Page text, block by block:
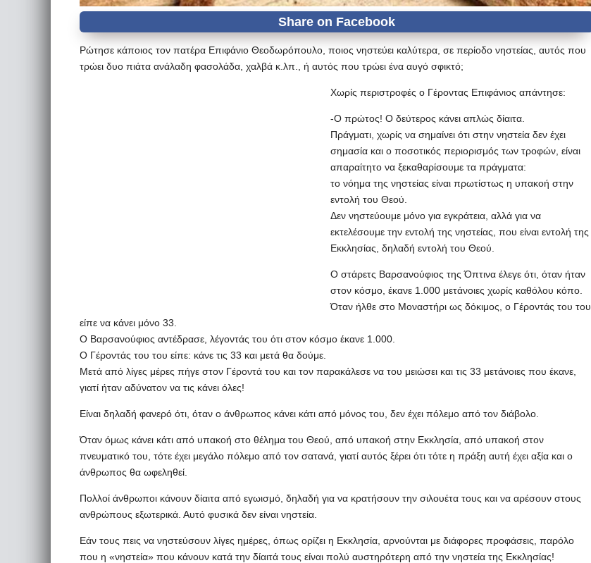
Ρώτησε κάποιος τον πατέρα Επιφάνιο Θεοδωρόπουλο, ποιος νηστεύει καλύτερα, σε περίοδο νηστείας, αυτός που
τρώει δυο πιάτα ανάλαδη φασολάδα, χαλβά κ.λπ., ή αυτός που τρώει ένα αυγό σφικτό;
Χωρίς περιστροφές ο Γέροντας Επιφάνιος απάντησε:
-Ο πρώτος! Ο δεύτερος κάνει απλώς δίαιτα.
Πράγματι, χωρίς να σημαίνει ότι στην νηστεία δεν έχει
σημασία και ο ποσοτικός περιορισμός των τροφών, είναι
απαραίτητο να ξεκαθαρίσουμε τα πράγματα:
το νόημα της νηστείας είναι πρωτίστως η υπακοή στην
εντολή του Θεού.
Δεν νηστεύουμε μόνο για εγκράτεια, αλλά για να
εκτελέσουμε την εντολή της νηστείας, που είναι εντολή της
Εκκλησίας, δηλαδή εντολή του Θεού.
Ο στάρετς Βαρσανούφιος της Όπτινα έλεγε ότι, όταν ήταν
στον κόσμο, έκανε 1.000 μετάνοιες χωρίς καθόλου κόπο.
Όταν ήλθε στο Μοναστήρι ως δόκιμος, ο Γέροντάς του του
είπε να κάνει μόνο 33.
Ο Βαρσανούφιος αντέδρασε, λέγοντάς του ότι στον κόσμο έκανε 1.000.
Ο Γέροντάς του του είπε: κάνε τις 33 και μετά θα δούμε.
Μετά από λίγες μέρες πήγε στον Γέροντά του και τον παρακάλεσε να του μειώσει και τις 33 μετάνοιες που έκανε,
γιατί ήταν αδύνατον να τις κάνει όλες!
Είναι δηλαδή φανερό ότι, όταν ο άνθρωπος κάνει κάτι από μόνος του, δεν έχει πόλεμο από τον διάβολο.
Όταν όμως κάνει κάτι από υπακοή στο θέλημα του Θεού, από υπακοή στην Εκκλησία, από υπακοή στον
πνευματικό του, τότε έχει μεγάλο πόλεμο από τον σατανά, γιατί αυτός ξέρει ότι τότε η πράξη αυτή έχει αξία και ο
άνθρωπος θα ωφεληθεί.
Πολλοί άνθρωποι κάνουν δίαιτα από εγωισμό, δηλαδή για να κρατήσουν την σιλουέτα τους και να αρέσουν στους
ανθρώπους εξωτερικά. Αυτό φυσικά δεν είναι νηστεία.
Εάν τους πεις να νηστεύσουν λίγες ημέρες, όπως ορίζει η Εκκλησία, αρνούνται με διάφορες προφάσεις, παρόλο
που η «νηστεία» που κάνουν κατά την δίαιτά τους είναι πολύ αυστηρότερη από την νηστεία της Εκκλησίας!